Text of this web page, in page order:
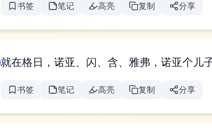
书签 笔记 高亮 复制 分享
就在格日，诺亚、闪、含、雅弗，诺亚个儿
书签 笔记 高亮 复制 分享